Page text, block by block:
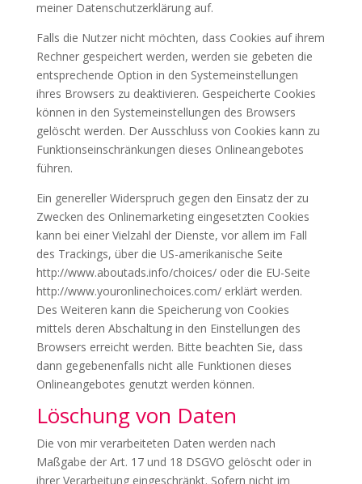
meiner Datenschutzerklärung auf.
Falls die Nutzer nicht möchten, dass Cookies auf ihrem
Rechner gespeichert werden, werden sie gebeten die
entsprechende Option in den Systemeinstellungen
ihres Browsers zu deaktivieren. Gespeicherte Cookies
können in den Systemeinstellungen des Browsers
gelöscht werden. Der Ausschluss von Cookies kann zu
Funktionseinschränkungen dieses Onlineangebotes
führen.
Ein genereller Widerspruch gegen den Einsatz der zu
Zwecken des Onlinemarketing eingesetzten Cookies
kann bei einer Vielzahl der Dienste, vor allem im Fall
des Trackings, über die US-amerikanische Seite
http://www.aboutads.info/choices/ oder die EU-Seite
http://www.youronlinechoices.com/ erklärt werden.
Des Weiteren kann die Speicherung von Cookies
mittels deren Abschaltung in den Einstellungen des
Browsers erreicht werden. Bitte beachten Sie, dass
dann gegebenenfalls nicht alle Funktionen dieses
Onlineangebotes genutzt werden können.
Löschung von Daten
Die von mir verarbeiteten Daten werden nach
Maßgabe der Art. 17 und 18 DSGVO gelöscht oder in
ihrer Verarbeitung eingeschränkt. Sofern nicht im